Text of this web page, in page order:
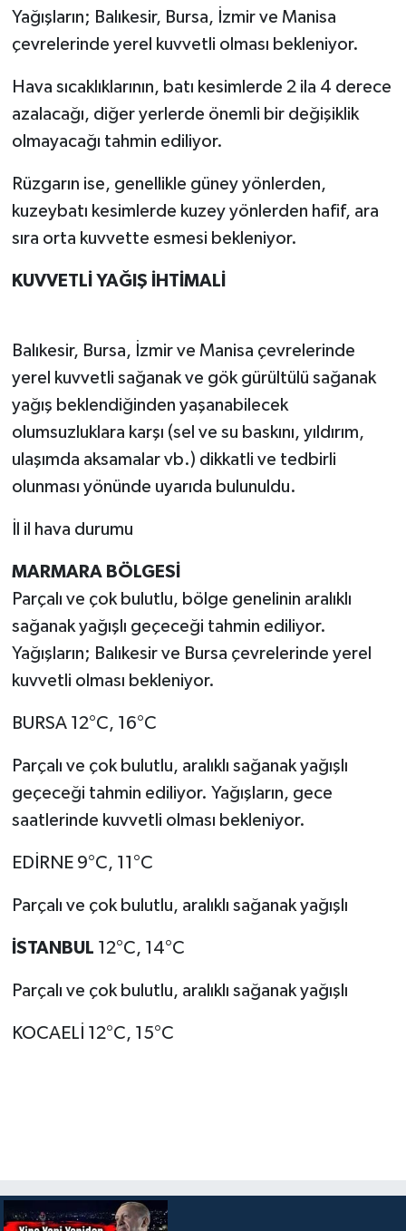
Yağışların; Balıkesir, Bursa, İzmir ve Manisa
çevrelerinde yerel kuvvetli olması bekleniyor.
Hava sıcaklıklarının, batı kesimlerde 2 ila 4 derece
azalacağı, diğer yerlerde önemli bir değişiklik
olmayacağı tahmin ediliyor.
Rüzgarın ise, genellikle güney yönlerden,
kuzeybatı kesimlerde kuzey yönlerden hafif, ara
sıra orta kuvvette esmesi bekleniyor.
KUVVETLİ YAĞIŞ İHTİMALİ
Balıkesir, Bursa, İzmir ve Manisa çevrelerinde
yerel kuvvetli sağanak ve gök gürültülü sağanak
yağış beklendiğinden yaşanabilecek
olumsuzluklara karşı (sel ve su baskını, yıldırım,
ulaşımda aksamalar vb.) dikkatli ve tedbirli
olunması yönünde uyarıda bulunuldu.
İl il hava durumu
MARMARA BÖLGESİ
Parçalı ve çok bulutlu, bölge genelinin aralıklı
sağanak yağışlı geçeceği tahmin ediliyor.
Yağışların; Balıkesir ve Bursa çevrelerinde yerel
kuvvetli olması bekleniyor.
BURSA 12°C, 16°C
Parçalı ve çok bulutlu, aralıklı sağanak yağışlı
geçeceği tahmin ediliyor. Yağışların, gece
saatlerinde kuvvetli olması bekleniyor.
EDİRNE 9°C, 11°C
Parçalı ve çok bulutlu, aralıklı sağanak yağışlı
İSTANBUL 12°C, 14°C
Parçalı ve çok bulutlu, aralıklı sağanak yağışlı
KOCAELİ 12°C, 15°C